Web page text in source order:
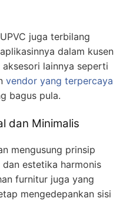
juga terbilang
dalam kusen
lainnya seperti
vendor yang terpercaya
bagus pula.
dan Minimalis
mengusung prinsip
estetika harmonis
furnitur juga yang
mengedepankan sisi